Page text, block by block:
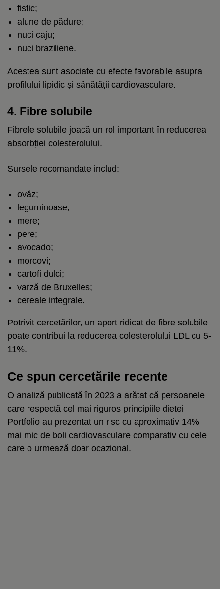
fistic;
alune de pădure;
nuci caju;
nuci braziliene.
Acestea sunt asociate cu efecte favorabile asupra
profilului lipidic și sănătății cardiovasculare.
4. Fibre solubile
Fibrele solubile joacă un rol important în reducerea
absorbției colesterolului.
Sursele recomandate includ:
ovăz;
leguminoase;
mere;
pere;
avocado;
morcovi;
cartofi dulci;
varză de Bruxelles;
cereale integrale.
Potrivit cercetărilor, un aport ridicat de fibre solubile
poate contribui la reducerea colesterolului LDL cu 5-
11%.
Ce spun cercetările recente
O analiză publicată în 2023 a arătat că persoanele
care respectă cel mai riguros principiile dietei
Portfolio au prezentat un risc cu aproximativ 14%
mai mic de boli cardiovasculare comparativ cu cele
care o urmează doar ocazional.